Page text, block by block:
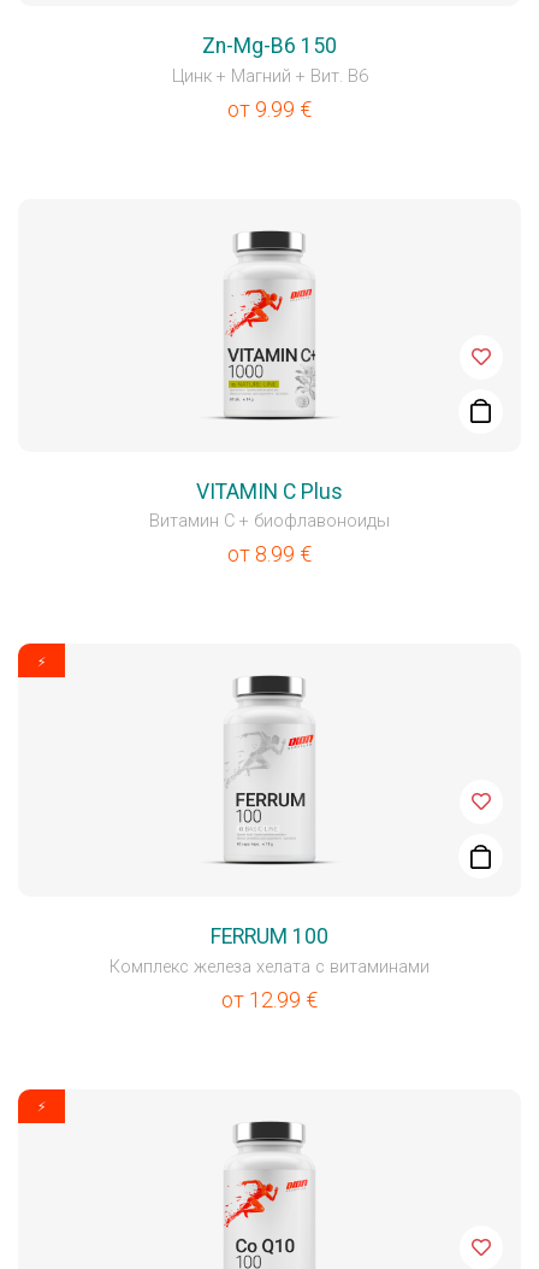
Zn-Mg-B6 150
Цинк + Магний + Вит. B6
от 9.99 €
VITAMIN C Plus
Витамин C + биофлавоноиды
от 8.99 €
⚡
FERRUM 100
Комплекс железа хелата с витаминами
от 12.99 €
⚡